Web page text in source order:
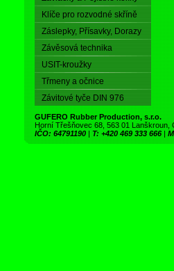
Klíče pro rozvodné skříně
Záslepky, Přísavky, Dorazy
Závěsová technika
USIT-kroužky
Třmeny a očnice
Závitové tyče DIN 976
GUFERO Rubber Production, s.r.o.
Horní Třešňovec 68, 563 01 Lanškroun,
IČO: 64791190 | T: +420 469 333 666 |